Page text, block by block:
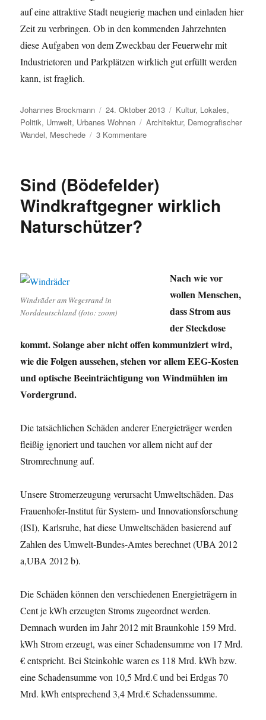
auf eine attraktive Stadt neugierig machen und einladen hier
Zeit zu verbringen. Ob in den kommenden Jahrzehnten
diese Aufgaben von dem Zweckbau der Feuerwehr mit
Industrietoren und Parkplätzen wirklich gut erfüllt werden
kann, ist fraglich.
Autor
Johannes Brockmann
Veröffentlicht
am
24. Oktober 2013 Kategorien
Kultur, Lokales,
Politik, Umwelt, Urbanes Wohnen Schlagwörter
Architektur, Demografischer
Wandel, Meschede 3 Kommentarezu
Sind (Bödefelder)
Windkraftgegner wirklich
Naturschützer?
Windräder am Wegesrand in
Norddeutschland (foto: zoom)
Nach wie vor
wollen Menschen,
dass Strom aus
der Steckdose
kommt. Solange aber nicht offen kommuniziert wird,
wie die Folgen aussehen, stehen vor allem EEG-Kosten
und optische Beeinträchtigung von Windmühlen im
Vordergrund.
Die tatsächlichen Schäden anderer Energieträger werden
fleißig ignoriert und tauchen vor allem nicht auf der
Stromrechnung auf.
Unsere Stromerzeugung verursacht Umweltschäden. Das
Frauenhofer-Institut für System- und Innovationsforschung
(ISI), Karlsruhe, hat diese Umweltschäden basierend auf
Zahlen des Umwelt-Bundes-Amtes berechnet (UBA 2012
a,UBA 2012 b).
Die Schäden können den verschiedenen Energieträgern in
Cent je kWh erzeugten Stroms zugeordnet werden.
Demnach wurden im Jahr 2012 mit Braunkohle 159 Mrd.
kWh Strom erzeugt, was einer Schadensumme von 17 Mrd.
€ entspricht. Bei Steinkohle waren es 118 Mrd. kWh bzw.
eine Schadensumme von 10,5 Mrd.€ und bei Erdgas 70
Mrd. kWh entsprechend 3,4 Mrd.€ Schadenssumme.